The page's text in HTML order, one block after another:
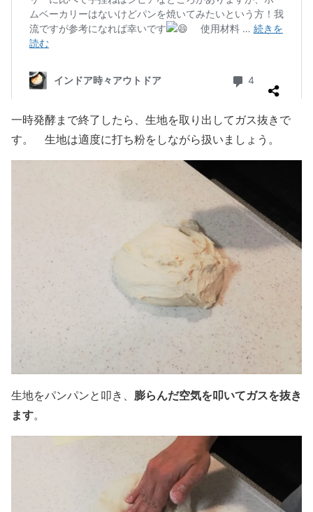
一時発酵まで終了したら、生地を取り出してガス抜きで
す。 生地は適度に打ち粉をしながら扱いましょう。
生地をパンパンと叩き、 膨らんだ空気を叩いてガスを抜き
ます。